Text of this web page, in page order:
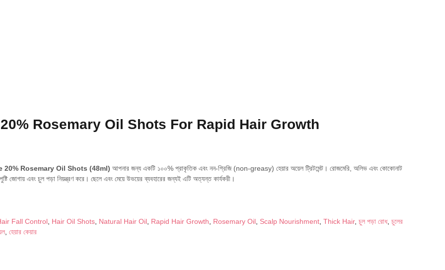
20% Rosemary Oil Shots For Rapid Hair Growth
20% Rosemary Oil Shots (48ml) আপনার জন্য একটি ১০০% প্রাকৃতিক এবং নন-গ্রিজি (non-greasy) হেয়ার অয়েল ট্রিটমেন্ট। রোজমেরি, অলিভ এবং কোকোনাট
জোগায় এবং চুল পড়া নিয়ন্ত্রণ করে। ছেলে এবং মেয়ে উভয়ের ব্যবহারের জন্যই এটি অত্যন্ত কার্যকরী।
Fall Control Hair Oil Shots Natural Hair Oil Rapid Hair Growth Rosemary Oil Scalp Nourishment Thick Hair, চুল পড়া রোধ, চুলের
হেয়ার কেয়ার